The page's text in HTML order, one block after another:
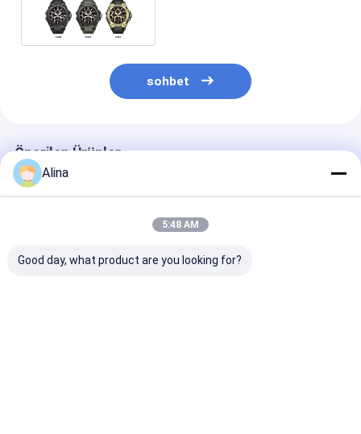
sohbet
Önerilen Ürünler
Alina
5:48 AM
Good day, what product are you looking for?